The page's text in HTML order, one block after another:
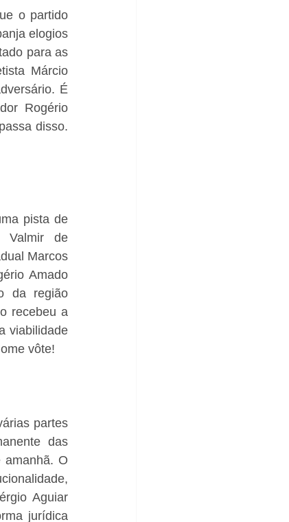
o partido
elogios
para as
Márcio
É
Rogério
disso.
pista de
Valmir de
Marcos
Amado
da região
recebeu a
viabilidade
vôte!
partes
das
amanhã. O
Aguiar
jurídica